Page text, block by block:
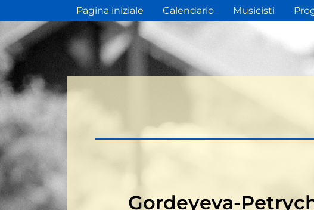
Pagina iniziale Calendario Musicisti
Gordeyeva-